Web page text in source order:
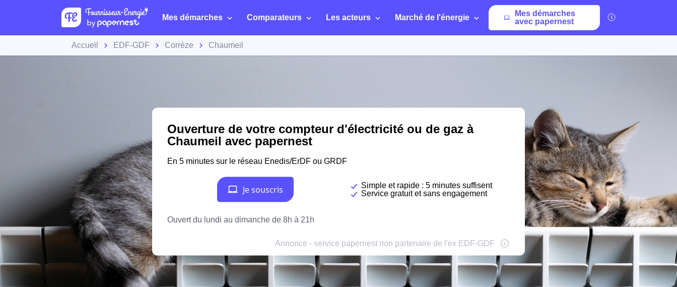
Mes démarches Comparateurs Les acteurs Marché de l'énergie
Mes démarches
avec papernest
Accueil EDF-GDF Corrèze Chaumeil